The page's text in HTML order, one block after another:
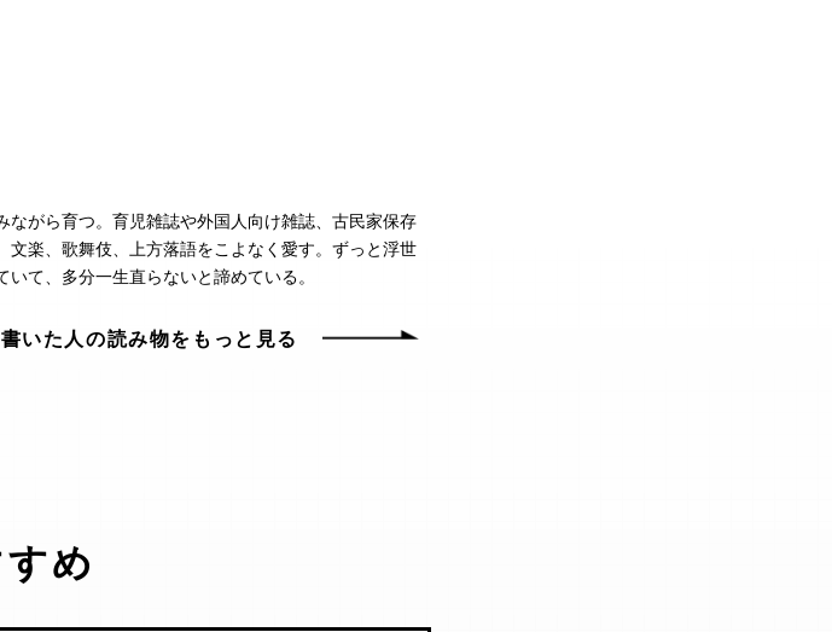
ながら育つ。育児雑誌や外国人向け雑誌、古民家保存
文楽、歌舞伎、上方落語をこよなく愛す。ずっと浮世
て、多分一生直らないと諦めている。
書いた人の読み物をもっと見る
め